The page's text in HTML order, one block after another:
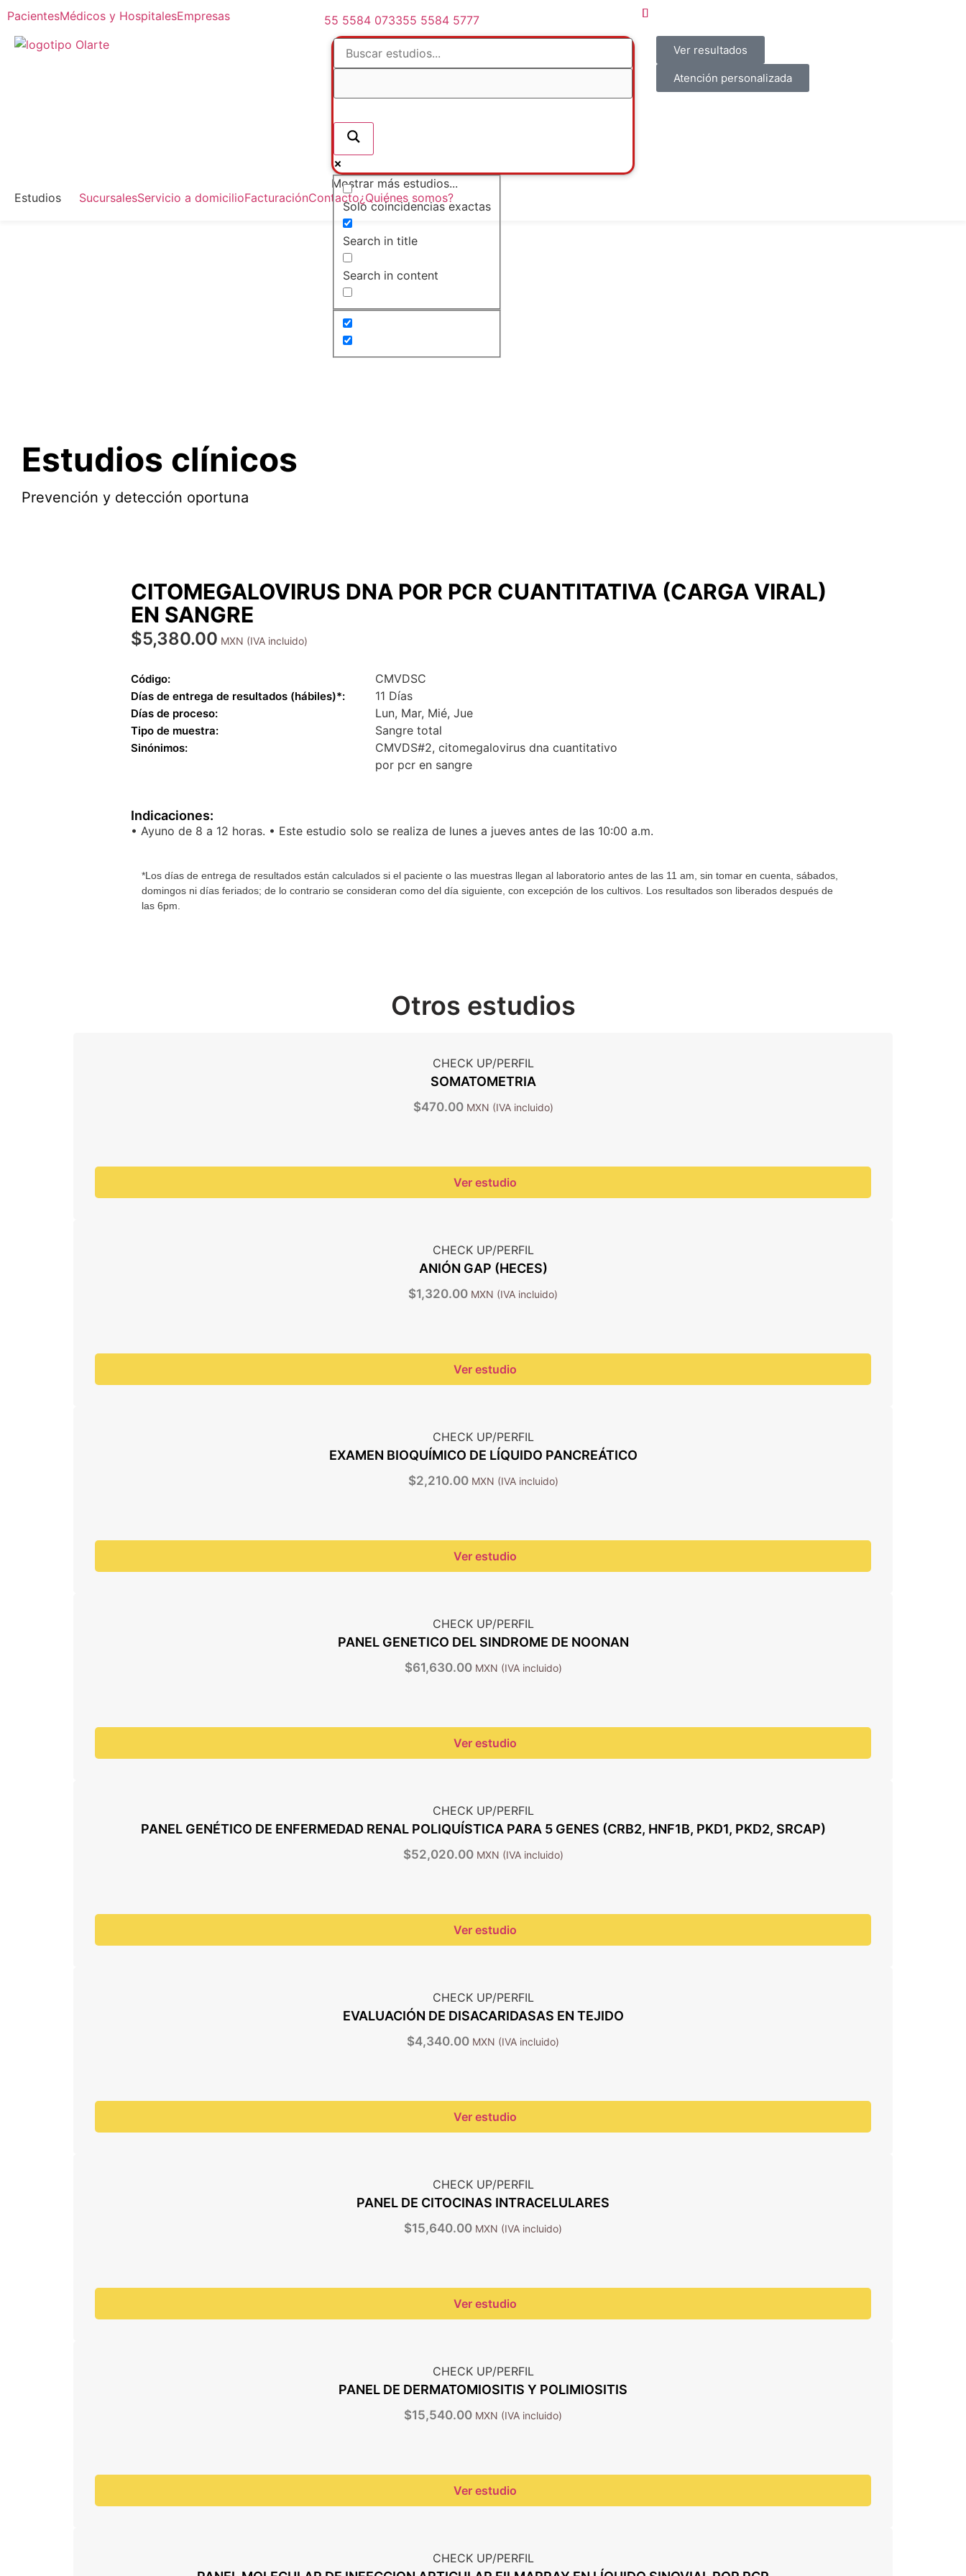
PacientesMédicos y HospitalesEmpresas 55 5584 073355 5584 5777
Mostrar más estudios...
Solo coincidencias exactas
Search in title
Search in content
Ver resultados
Atención personalizada
Estudios SucursalesServicio a domicilioFacturaciónContacto¿Quiénes somos?
Estudios clínicos
Prevención y detección oportuna
CITOMEGALOVIRUS DNA POR PCR CUANTITATIVA (CARGA VIRAL)
EN SANGRE
$5,380.00
Código: CMVDSC
Días de entrega de resultados (hábiles)*: 11 Días
Días de proceso: Lun, Mar, Mié, Jue
Tipo de muestra: Sangre total
Sinónimos:
CMVDS#2, citomegalovirus dna cuantitativo
por pcr en sangre
Indicaciones:
• Ayuno de 8 a 12 horas. • Este estudio solo se realiza de lunes a jueves antes de las 10:00 a.m.
*Los días de entrega de resultados están calculados si el paciente o las muestras llegan al laboratorio antes de las 11 am, sin tomar en cuenta, sábados,
domingos ni días feriados; de lo contrario se consideran como del día siguiente, con excepción de los cultivos. Los resultados son liberados después de
las 6pm.
Otros estudios
CHECK UP/PERFIL
SOMATOMETRIA
$470.00
Ver estudio
CHECK UP/PERFIL
ANIÓN GAP (HECES)
$1,320.00
Ver estudio
CHECK UP/PERFIL
EXAMEN BIOQUÍMICO DE LÍQUIDO PANCREÁTICO
$2,210.00
Ver estudio
CHECK UP/PERFIL
PANEL GENETICO DEL SINDROME DE NOONAN
$61,630.00
Ver estudio
CHECK UP/PERFIL
PANEL GENÉTICO DE ENFERMEDAD RENAL POLIQUÍSTICA PARA 5 GENES (CRB2, HNF1B, PKD1, PKD2, SRCAP)
$52,020.00
Ver estudio
CHECK UP/PERFIL
EVALUACIÓN DE DISACARIDASAS EN TEJIDO
$4,340.00
Ver estudio
CHECK UP/PERFIL
PANEL DE CITOCINAS INTRACELULARES
$15,640.00
Ver estudio
CHECK UP/PERFIL
PANEL DE DERMATOMIOSITIS Y POLIMIOSITIS
$15,540.00
Ver estudio
CHECK UP/PERFIL